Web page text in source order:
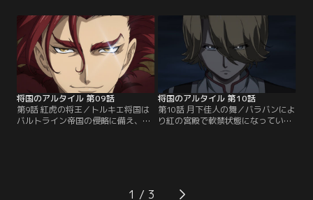
台の都（ポイニキア）は、バルトラ
イン帝国への降伏を決める。ポイニ
キアから脱出したマフムートとキュ
ロスは、沖合で海の都（ヴェネディ
ック）艦隊と遭遇し…。【提供：バ
ンダイチャンネル】
を裏切った理由を問いつめるマフム
ート。しかし、ルチオの返答は、ヴ
ェネディックは同盟の条文に反する
行為はしていないという内容だっ
た。ルチオとの謁見後、ヴェネディ
ックを知るために…。【提供：バン
ダイチャンネル】
将国のアルタイル 第09話
第9話 紅虎の将王／トルキエ将国は
バルトライン帝国の侵略に備え、大
に立ち寄る。しかし、その社殿は完
将国のアルタイル 第10話
第10話 月下佳人の舞／バラバンによ
り紅の宮殿で軟禁状態になっていた
の背後にはムズラクの騎兵隊が迫っ
1